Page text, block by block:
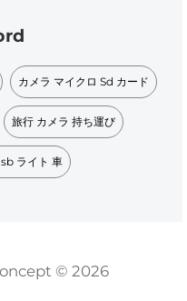
カメラ マイクロ Sd カード
旅行 カメラ 持ち運び
ライト 車
© 2026